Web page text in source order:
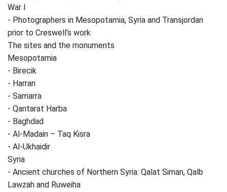
War I
- Photographers in Mesopotamia, Syria and Transjordan
prior to Creswell’s work
The sites and the monuments
Mesopotamia
- Birecik
- Harran
- Samarra
- Qantarat Harba
- Baghdad
- Al-Madain – Taq Kisra
- Al-Ukhaidir
Syria
- Ancient churches of Northern Syria: Qalat Siman, Qalb
Lawzah and Ruweiha